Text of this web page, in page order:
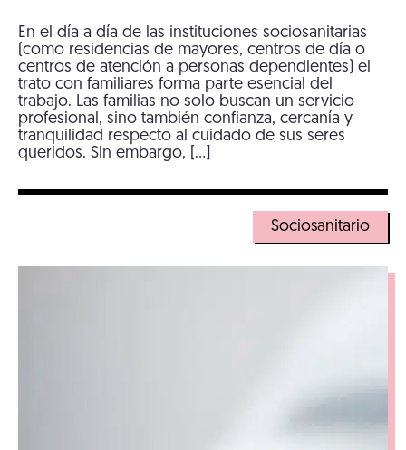
En el día a día de las instituciones sociosanitarias
(como residencias de mayores, centros de día o
centros de atención a personas dependientes) el
trato con familiares forma parte esencial del
trabajo. Las familias no solo buscan un servicio
profesional, sino también confianza, cercanía y
tranquilidad respecto al cuidado de sus seres
queridos. Sin embargo, […]
Sociosanitario